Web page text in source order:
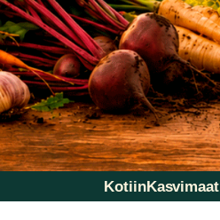
KotiinKasvimaat